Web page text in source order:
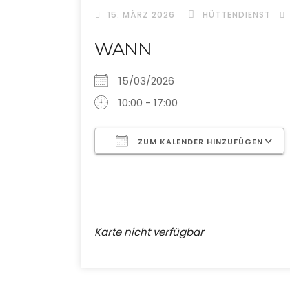
15. MÄRZ 2026 HÜTTENDIENST
WANN
15/03/2026
10:00 - 17:00
ZUM KALENDER HINZUFÜGEN
Karte nicht verfügbar